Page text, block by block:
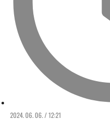
2024. 06. 06. / 12:21